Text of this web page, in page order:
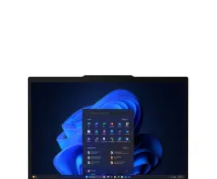
Компания ARTLINE благодарит Вас за выбор
нашей продукции. Мы уверены, что
приобретенная вами техника будет служить
вам долгие годы при соблюдении правил
эксплуатации и хранения.
Гарантия от производителя